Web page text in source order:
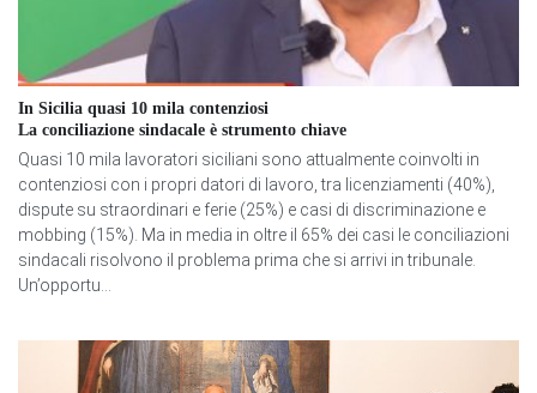
In Sicilia quasi 10 mila contenziosi
La conciliazione sindacale è strumento chiave
Quasi 10 mila lavoratori siciliani sono attualmente coinvolti in
contenziosi con i propri datori di lavoro, tra licenziamenti (40%),
dispute su straordinari e ferie (25%) e casi di discriminazione e
mobbing (15%). Ma in media in oltre il 65% dei casi le conciliazioni
sindacali risolvono il problema prima che si arrivi in tribunale.
Un’opportu...